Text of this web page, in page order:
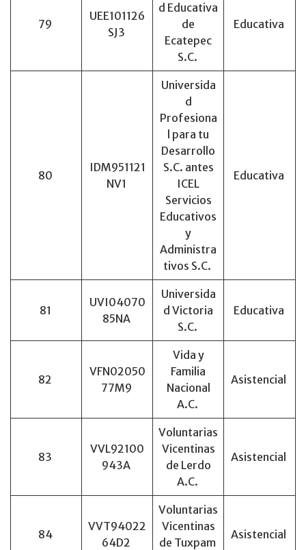
79
UEE101126
SJ3
d Educativa
de
Ecatepec
S.C.
Educativa
80
IDM951121
NV1
Universida
d
Profesiona
l para tu
Desarrollo
S.C. antes
ICEL
Servicios
Educativos
y
Administra
tivos S.C.
Educativa
81
UVI04070
85NA
Universida
d Victoria
S.C.
Educativa
82
VFN02050
77M9
Vida y
Familia
Nacional
A.C.
Asistencial
83
VVL92100
943A
Voluntarias
Vicentinas
de Lerdo
A.C.
Asistencial
84
VVT94022
64D2
Voluntarias
Vicentinas
de Tuxpam
Asistencial